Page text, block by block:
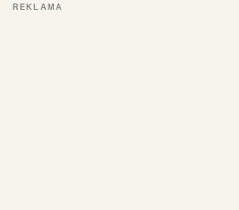
REKLAMA